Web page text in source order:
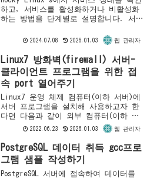
하고, 서비스를 활성화하거나 비활성화
하는 방법을 단계별로 설명합니다. 서비
령어를 포함한 포괄적인 가이드입니다.
2024.07.08 2026.01.03 웹 관리자
Linux7 방화벽(firewall) 서버-
클라이언트 프로그램을 위한 접
속 port 열어주기
Linux7 운영 체제 컴퓨터(이하 서버)에
서버 프로그램을 설치해 사용하고자 한
다면 다음과 같이 외부 컴퓨터(이하 클
라이언트)에서 접속 할 수 있도록 서버
와 약속한 접속Port가 열려있어야 합니
다. 그렇지 않는다면...
2022.06.23 2026.01.03 웹 관리자
PostgreSQL 데이터 취득 gcc프로
그램 샘플 작성하기
PostgreSQL 서버에 접속하여 데이터를